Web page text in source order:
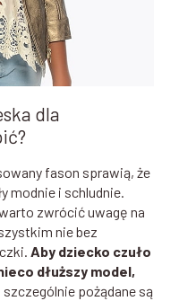
dla
fason sprawią, że
modnie i schludnie.
zwrócić uwagę na
nie bez
Aby dziecko czuło
dłuższy model,
pożądane są